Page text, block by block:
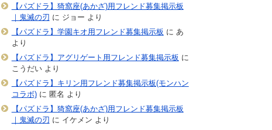
【パズドラ】猗窩座(あかざ)用フレンド募集掲示板
｜鬼滅の刃 に ジョー より
【パズドラ】学園キオ用フレンド募集掲示板 に あ
より
【パズドラ】アグリゲート用フレンド募集掲示板 に
こうだいより
【パズドラ】キリン用フレンド募集掲示板(モンハン
コラボ)に 匿名 より
【パズドラ】猗窩座(あかざ)用フレンド募集掲示板
｜鬼滅の刃 に イケメン より